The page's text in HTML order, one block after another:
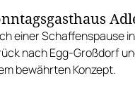
einer Schaffenspause
nach Egg-Großdorf
bewährten Konzept.